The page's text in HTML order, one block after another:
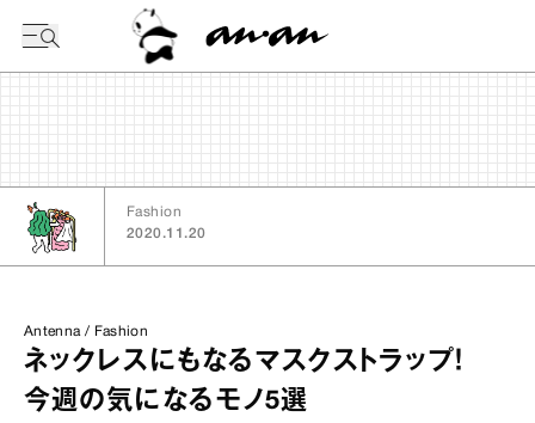
Fashion
2020.11.20
Antenna / Fashion
ネックレスにもなるマスクストラップ！
今週の気になるモノ5選